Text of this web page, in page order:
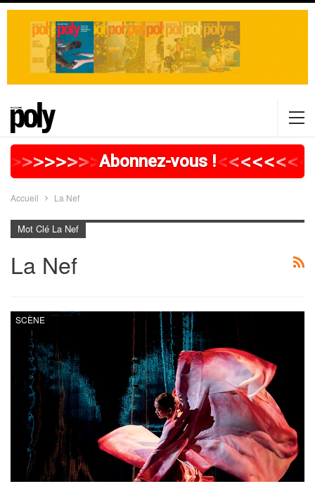
>>>>>>>>>>>>>>>>>
Abonnez-vous !<<<<<<<<
Accueil La Nef
Mot Clé La Nef
La Nef
SCÈNE